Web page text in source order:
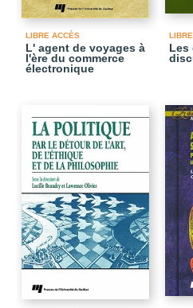
LIBRE ACCÈS
L' agent de voyages à
l'ère du commerce
électronique
Les